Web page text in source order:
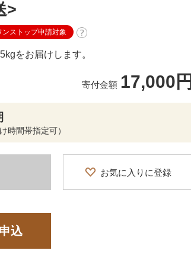
>
ストップ申請対象
をお届けします。
寄付金額 17,000円
時間帯指定可）
お気に入りに登録
込